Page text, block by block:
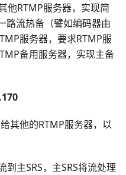
他RTMP服务器，实现简
路流热备（譬如编码器由
服务器，要求RTMP服
备用服务器，实现主备
其他的RTMP服务器，以
到主SRS，主SRS将流处理